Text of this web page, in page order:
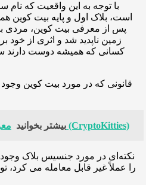
با توجه به این واقعیت که نام
است، بلاک اول و پایه بیت کوین
پس از معرفی بیت کوین، مردی
زمین ناپدید شد و اثری از خود
کسانی که همیشه دوست دارند
بیشتر بخوانید معرفی کامل بازی کریپتوکیتیز (CryptoKitties)
نکته‌ای در مورد جنسیس بلاک
را عملاً غیر قابل معامله می کرد،